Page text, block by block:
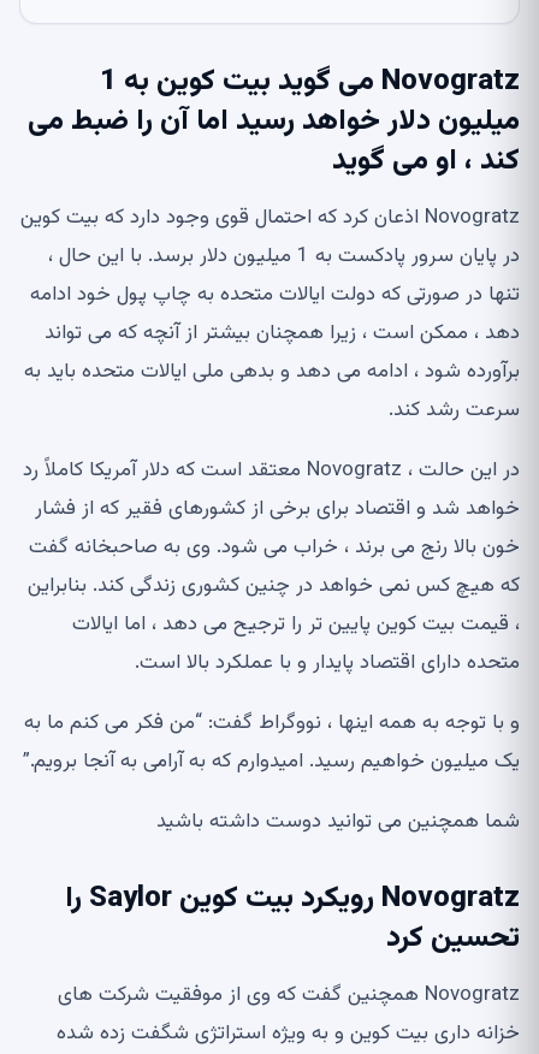
Novogratz می گوید بیت کوین به 1
میلیون دلار خواهد رسید اما آن را ضبط می
کند ، او می گوید
Novogratz اذعان کرد که احتمال قوی وجود دارد که بیت کوین
در پایان سرور پادکست به 1 میلیون دلار برسد. با این حال ،
تنها در صورتی که دولت ایالات متحده به چاپ پول خود ادامه
دهد ، ممکن است ، زیرا همچنان بیشتر از آنچه که می تواند
برآورده شود ، ادامه می دهد و بدهی ملی ایالات متحده باید به
سرعت رشد کند.
در این حالت ، Novogratz معتقد است که دلار آمریکا کاملاً رد
خواهد شد و اقتصاد برای برخی از کشورهای فقیر که از فشار
خون بالا رنج می برند ، خراب می شود. وی به صاحبخانه گفت
که هیچ کس نمی خواهد در چنین کشوری زندگی کند. بنابراین
، قیمت بیت کوین پایین تر را ترجیح می دهد ، اما ایالات
متحده دارای اقتصاد پایدار و با عملکرد بالا است.
و با توجه به همه اینها ، نووگراط گفت: “من فکر می کنم ما به
یک میلیون خواهیم رسید. امیدوارم که به آرامی به آنجا برویم.”
شما همچنین می توانید دوست داشته باشید
Novogratz رویکرد بیت کوین Saylor را
تحسین کرد
Novogratz همچنین گفت که وی از موفقیت شرکت های
خزانه داری بیت کوین و به ویژه استراتژی شگفت زده شده